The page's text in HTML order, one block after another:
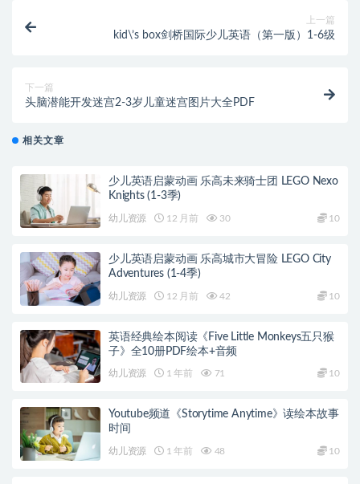
上一篇
kid\’s box剑桥国际少儿英语（第一版）1-6级
下一篇
头脑潜能开发迷宫2-3岁儿童迷宫图片大全PDF
相关文章
少儿英语启蒙动画 乐高未来骑士团 LEGO Nexo
Knights (1-3季)
幼儿资源 12 月前 30 10
少儿英语启蒙动画 乐高城市大冒险 LEGO City
Adventures (1-4季)
幼儿资源 12 月前 42 10
英语经典绘本阅读《Five Little Monkeys五只猴
子》全10册PDF绘本+音频
幼儿资源 1 年前 71 10
Youtube频道《Storytime Anytime》读绘本故事
时间
幼儿资源 1 年前 48 10